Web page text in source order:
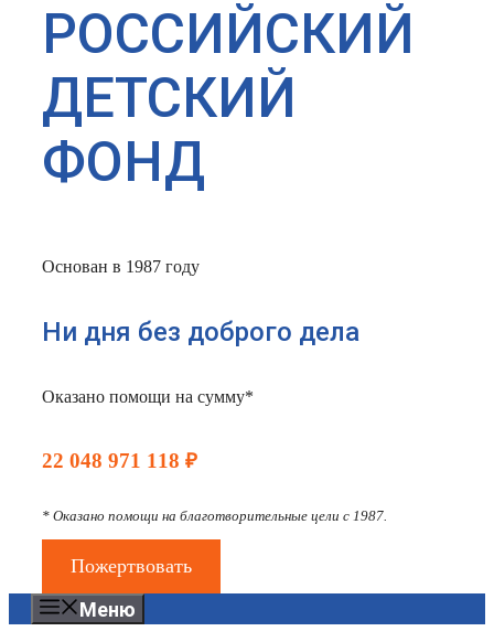
РОССИЙСКИЙ
ДЕТСКИЙ
ФОНД
Основан в 1987 году
Ни дня без доброго дела
Оказано помощи на сумму*
22 048 971 118 ₽
* Оказано помощи на благотворительные цели с 1987.
Пожертвовать
Меню